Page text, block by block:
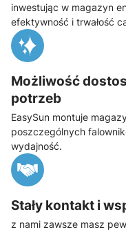
inwestując w magazyn
efektywność i trwałość
Możliwość
potrzeb
EasySun montuje
poszczególnych
wydajność.
Stały kontakt i
z nami zawsze masz